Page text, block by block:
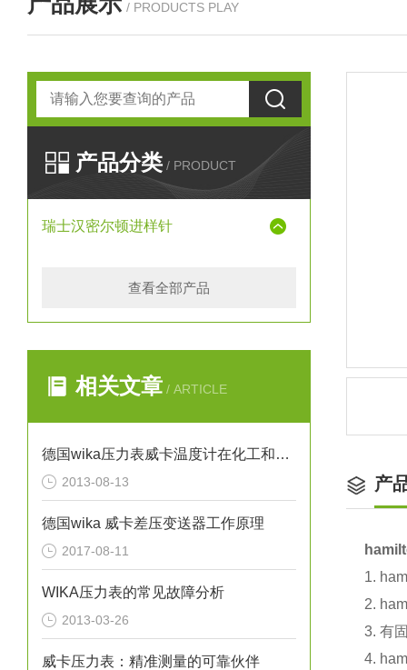
/ PRODUCTS PLAY
产品分类 / PRODUCT
瑞士汉密尔顿进样针
查看全部产品
相关文章 / ARTICLE
德国wika压力表威卡温度计在化工和石油行业的应用
2013-08-13
德国wika 威卡差压变送器工作原理
2017-08-11
WIKA压力表的常见故障分析
2013-03-26
威卡压力表：精准测量的可靠伙伴
产
1.
2.
3. 有
4.